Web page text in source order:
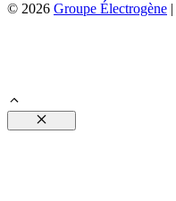
© 2026 Groupe Électrogène |
Fermer